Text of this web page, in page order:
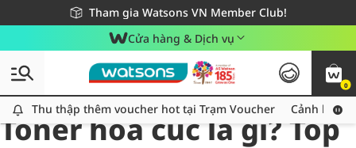
Tham gia Watsons VN Member Club!
Miễn phí giao hàng cho đơn hàng từ 249,000Đ
Giao hàng nhanh 24h - Áp dụng khu vực TP. Hồ Chí Minh
Cửa hàng & Dịch vụ
0
Thu thập thêm voucher hot tại Trạm Voucher
Thu thập thêm voucher hot tại Trạm Voucher Cảnh báo
All
Chăm Sóc Cá Nhân
Toner hoa cúc là gì? Top